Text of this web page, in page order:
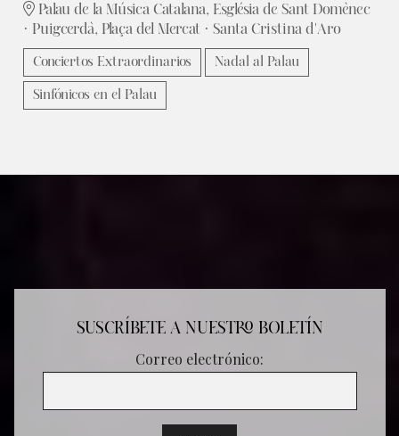
Palau de la Música Catalana, Església de Sant Domènec
· Puigcerdà, Plaça del Mercat · Santa Cristina d'Aro
Conciertos Extraordinarios Nadal al Palau
Sinfónicos en el Palau
SUSCRÍBETE A NUESTRO BOLETÍN
Correo electrónico: